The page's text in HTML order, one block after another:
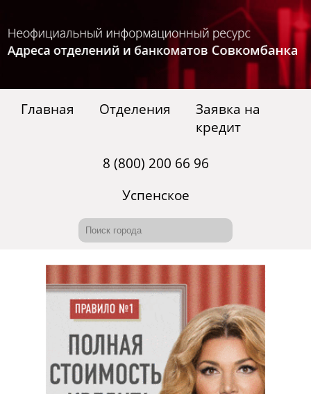
Главная Отделения
Заявка на
кредит
8 (800) 200 66 96
Успенское